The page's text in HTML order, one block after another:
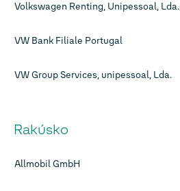
Volkswagen Renting, Unipessoal, Lda.
VW Bank Filiale Portugal
VW Group Services, unipessoal, Lda.
Rakúsko
Allmobil GmbH